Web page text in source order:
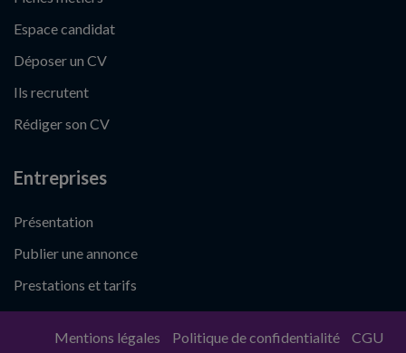
Espace candidat
Déposer un CV
Ils recrutent
Rédiger son CV
Entreprises
Présentation
Publier une annonce
Prestations et tarifs
Mentions légales Politique de confidentialité CGU